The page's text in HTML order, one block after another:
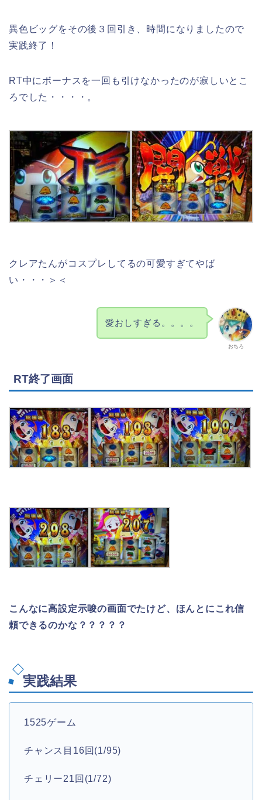
異色ビッグをその後３回引き、時間になりましたので
実践終了！
RT中にボーナスを一回も引けなかったのが寂しいとこ
ろでした・・・・。
クレアたんがコスプレしてるの可愛すぎてやば
い・・・＞＜
おちろ
愛おしすぎる。。。。
RT終了画面
こんなに高設定示唆の画面でたけど、ほんとにこれ信
頼できるのかな？？？？？
実践結果
1525ゲーム
チャンス目16回(1/95)
チェリー21回(1/72)